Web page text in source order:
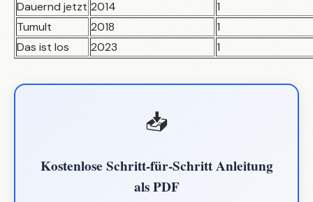
Dauernd jetzt 2014
1
Tumult
2018
1
Das ist los
2023 1
📥
Kostenlose Schritt-für-Schritt Anleitung
als PDF